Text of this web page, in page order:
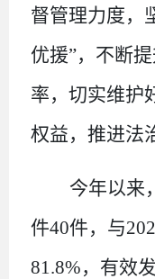
督管理力度，
优援”，不断
率，切实维护
权益，推进法
今年以来
件40件，与
81.8%，有效